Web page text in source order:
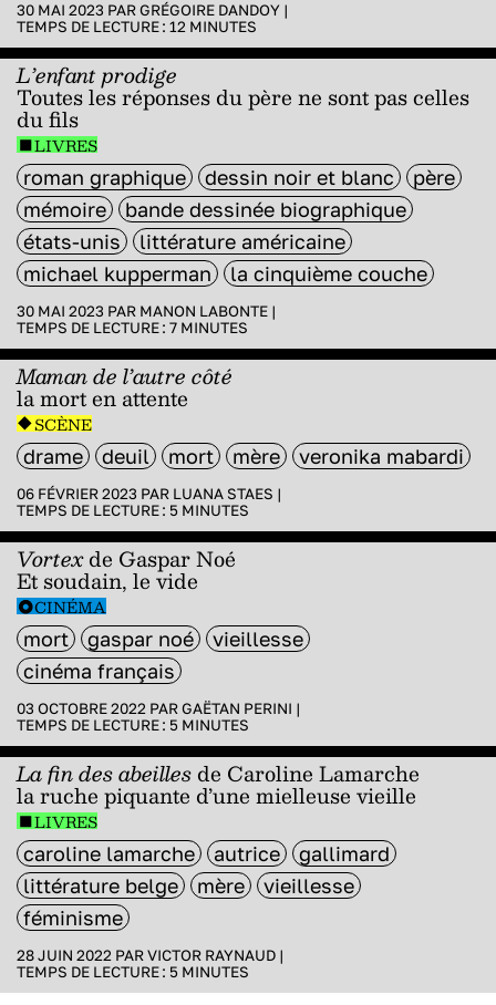
30 MAI 2023 PARGRÉGOIRE DANDOY |
TEMPS DE LECTURE : 12 MINUTES
L’enfant prodige
Toutes les réponses du père ne sont pas celles
du fils
LIVRES
roman graphique dessin noir et blanc
père
mémoire
bande dessinée biographique
états-unis
littérature américaine
michael kupperman
la cinquième couche
30 MAI 2023 PAR MANON LABONTE |
TEMPS DE LECTURE : 7 MINUTES
Maman de l’autre côté
la mort en attente
SCÈNE
drame deuil mort mère veronika mabardi
06 FÉVRIER 2023 PAR LUANA STAES |
TEMPS DE LECTURE : 5 MINUTES
Vortexde Gaspar Noé
Et soudain, le vide
CINÉMA
mort gaspar noé
vieillesse
cinéma français
03 OCTOBRE 2022 PARGAËTAN PERINI |
TEMPS DE LECTURE : 5 MINUTES
La fin des abeillesde Caroline Lamarche
la ruche piquante d’une mielleuse vieille
LIVRES
caroline lamarche autrice
gallimard
littérature belge
mère
vieillesse
féminisme
28 JUIN 2022 PARVICTOR RAYNAUD |
TEMPS DE LECTURE : 5 MINUTES